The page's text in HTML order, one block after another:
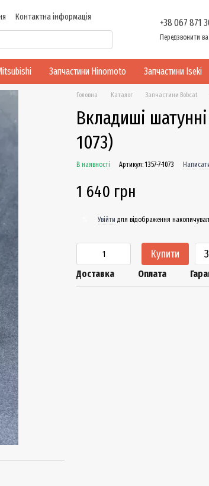
Контактна інформація
+38 067 871
Передзвонити
Запчастини Hinomoto Запчастини Iseki
Головна Каталог Запчастини Bobcat
Вкладиші
1073)
В наявності Артикул: 1357-7-1073
1 640 грн
Увійти для відображення
Купити
Доставка Оплата